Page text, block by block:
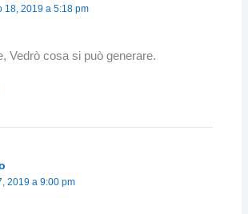
18, 2019 a 5:18 pm
Vedrò cosa si può generare.
2019 a 9:00 pm